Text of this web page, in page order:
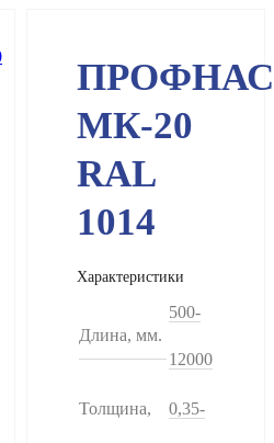
МК-20
RAL
1014
Характеристики
Длина, мм.
500-
12000
Толщина, 0,35-